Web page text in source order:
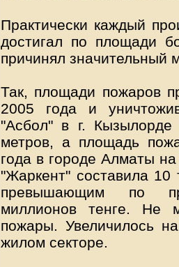
Практически каждый
достигал по площади
причинял значительный
Так, площади пожаров
2005 года и
"Асбол" в г. Кызылорде
метров, а площадь
года в городе Алматы
"Жаркент" составила
превышающим по
миллионов тенге. Не
пожары. Увеличилось
жилом секторе.